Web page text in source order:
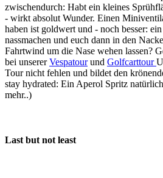
zwischendurch: Habt ein kleines
- wirkt absolut Wunder. Einen
haben ist goldwert und - noch besser:
nassmachen und euch dann in den
Fahrtwind um die Nase wehen lassen?
bei unsererVespatourund Golfcarttour
Tour nicht fehlen und bildet den
stay hydrated: Ein Aperol Spritz
mehr..)
Last but not least